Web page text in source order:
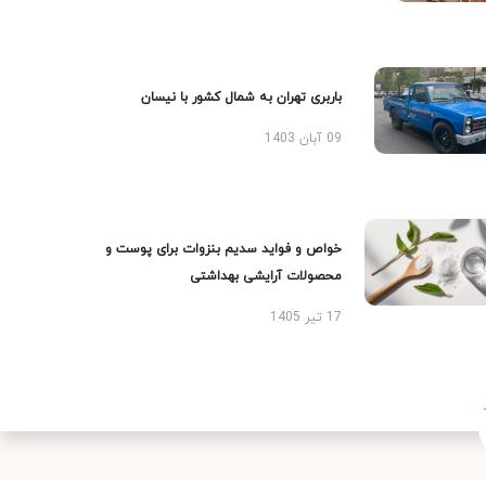
باربری تهران به شمال کشور با نیسان
09 آبان 1403
خواص و فواید سدیم بنزوات برای پوست و
محصولات آرایشی بهداشتی
17 تیر 1405